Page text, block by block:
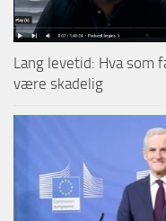
Lang levetid: Hva som
være skadelig